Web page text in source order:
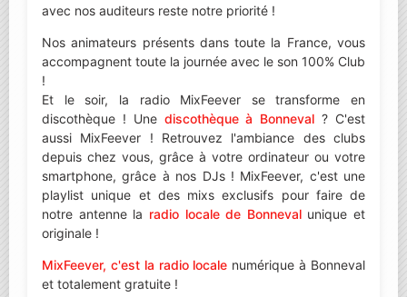
avec nos auditeurs reste notre priorité !
Nos animateurs présents dans toute la France, vous
accompagnent toute la journée avec le son 100% Club
!
Et le soir, la radio MixFeever se transforme en
discothèque ! Une discothèque à Bonneval ? C'est
aussi MixFeever ! Retrouvez l'ambiance des clubs
depuis chez vous, grâce à votre ordinateur ou votre
smartphone, grâce à nos DJs ! MixFeever, c'est une
playlist unique et des mixs exclusifs pour faire de
notre antenne la radio locale de Bonnevalunique et
originale !
MixFeever, c'est la radio locale numérique à Bonneval
et totalement gratuite !